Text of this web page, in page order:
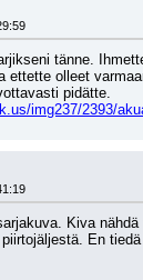
tänne.
ettette olleet
pidätte.
img237/2393/
Kiva
En